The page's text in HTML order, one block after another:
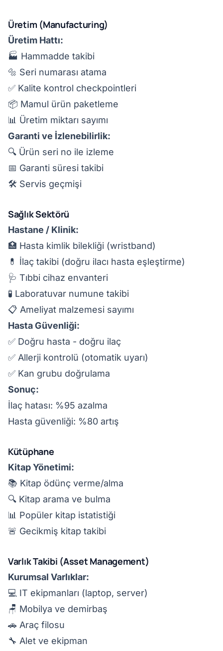
Üretim (Manufacturing)
Üretim Hattı:
🏭 Hammadde takibi
🔩 Seri numarası atama
✅ Kalite kontrol checkpointleri
📦 Mamul ürün paketleme
📊 Üretim miktarı sayımı
Garanti ve İzlenebilirlik:
🔍 Ürün seri no ile izleme
📅 Garanti süresi takibi
🛠️ Servis geçmişi
Sağlık Sektörü
Hastane / Klinik:
🏥 Hasta kimlik bilekliği (wristband)
💊 İlaç takibi (doğru ilacı hasta eşleştirme)
🩺 Tıbbi cihaz envanteri
🧪 Laboratuvar numune takibi
📋 Ameliyat malzemesi sayımı
Hasta Güvenliği:
✅ Doğru hasta - doğru ilaç
✅ Allerji kontrolü (otomatik uyarı)
✅ Kan grubu doğrulama
Sonuç:
İlaç hatası: %95 azalma
Hasta güvenliği: %80 artış
Kütüphane
Kitap Yönetimi:
📚 Kitap ödünç verme/alma
🔍 Kitap arama ve bulma
📊 Popüler kitap istatistiği
🚨 Gecikmiş kitap takibi
Varlık Takibi (Asset Management)
Kurumsal Varlıklar:
💻 IT ekipmanları (laptop, server)
🪑 Mobilya ve demirbaş
🚗 Araç filosu
🔧 Alet ve ekipman